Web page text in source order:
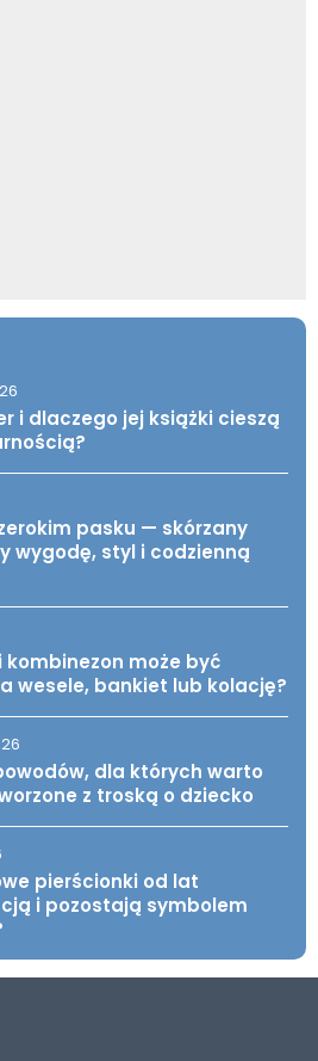
i dlaczego jej książki cieszą
pasku — skórzany
wygodę, styl i codzienną
może być
wesele, bankiet lub kolację?
dla których warto
z troską o dziecko
pierścionki od lat
i pozostają symbolem